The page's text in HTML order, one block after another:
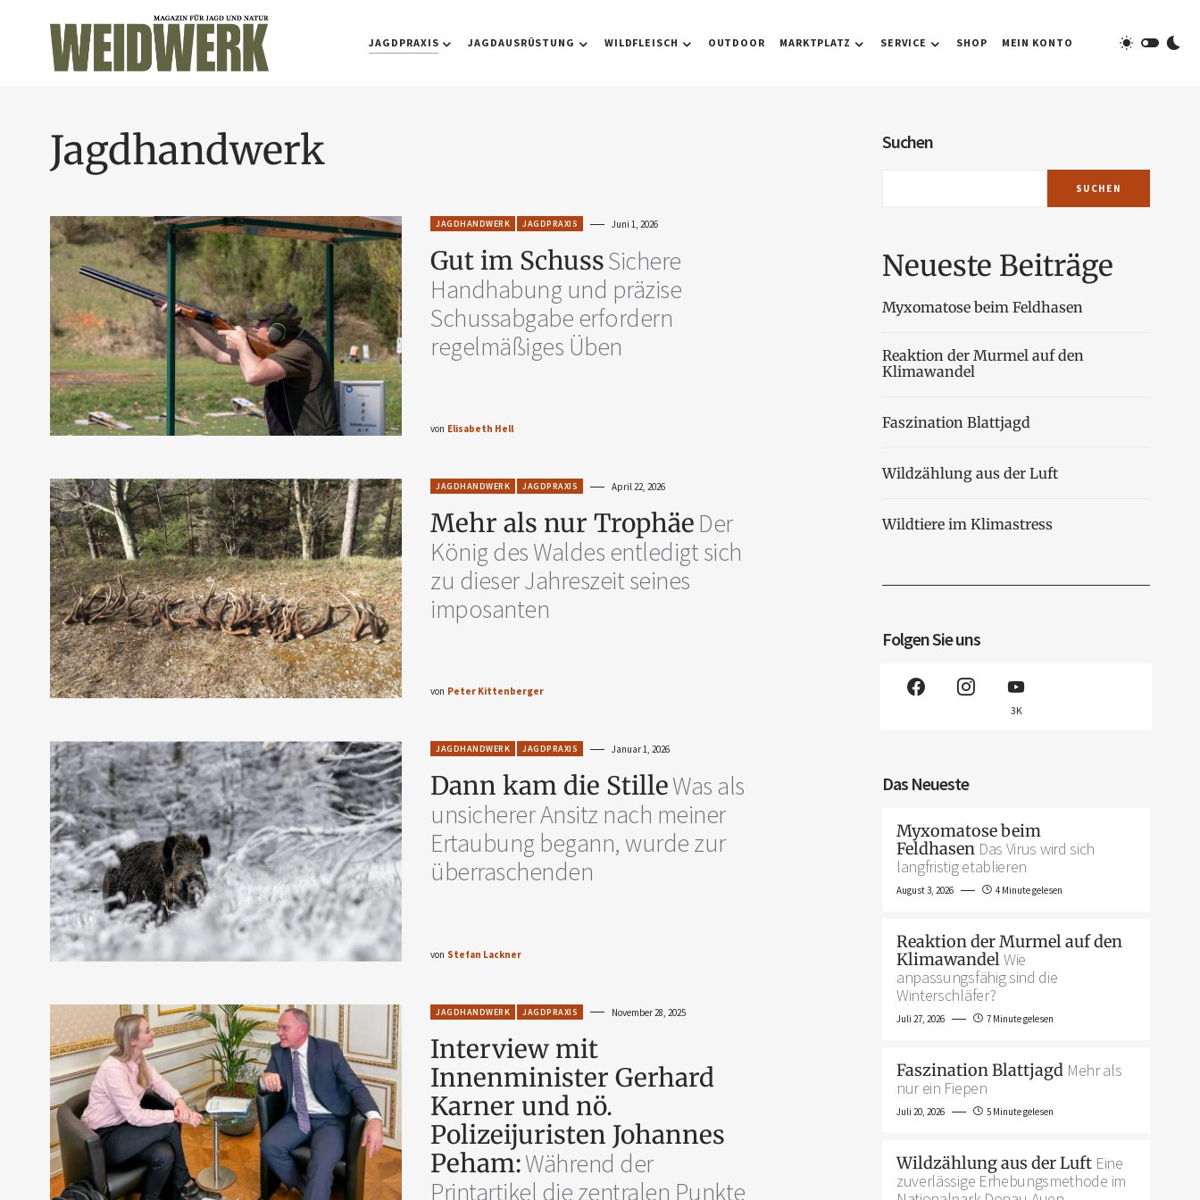
JAGDPRAXIS JAGDAUSRÜSTUNG WILDFLEISCH OUTDOOR MARKTPLATZ SERVICE SHOP MEIN KONTO
Jagdhandwerk
JAGDHANDWERK JAGDPRAXIS Juni 1, 2026
Gut im SchussSichere
Handhabung und präzise
Schussabgabe erfordern
regelmäßiges Üben
von Elisabeth Hell
JAGDHANDWERK JAGDPRAXIS April 22, 2026
Mehr als nur TrophäeDer
König des Waldes entledigt sich
zu dieser Jahreszeit seines
imposanten
von Peter Kittenberger
JAGDHANDWERK JAGDPRAXIS Januar 1, 2026
Dann kam die StilleWas als
unsicherer Ansitz nach meiner
Ertaubung begann, wurde zur
überraschenden
von Stefan Lackner
JAGDHANDWERK JAGDPRAXIS November 28, 2025
Interview mit
Innenminister Gerhard
Karner und nö.
Polizeijuristen Johannes
Peham:Während der
Printartikel die zentralen Punkte
Suchen
SUCHEN
Neueste Beiträge
Myxomatose beim Feldhasen
Reaktion der Murmel auf den
Klimawandel
Faszination Blattjagd
Wildzählung aus der Luft
Wildtiere im Klimastress
Folgen Sie uns
3K
Das Neueste
Myxomatose beim
Feldhasen Das Virus wird sich
langfristig etablieren
August 3, 2026 4 Minute gelesen
Reaktion der Murmel auf den
KlimawandelWie
anpassungsfähig sind die
Winterschläfer?
Juli 27, 2026 7 Minute gelesen
Faszination Blattjagd Mehr als
nur ein Fiepen
Juli 20, 2026 5 Minute gelesen
Wildzählung aus der Luft Eine
zuverlässige Erhebungsmethode im